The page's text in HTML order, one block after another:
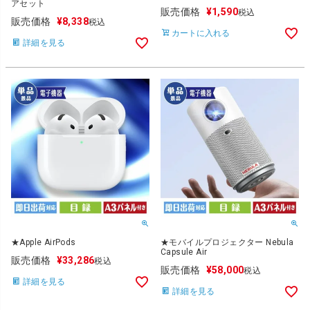
アセット
販売価格 ¥8,338税込
詳細を見る
販売価格 ¥1,590税込
カートに入れる
★Apple AirPods
販売価格 ¥33,286税込
詳細を見る
★モバイルプロジェクター Nebula
Capsule Air
販売価格 ¥58,000税込
詳細を見る